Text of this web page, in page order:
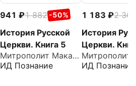
941 1 882 -50%
История Русской
Церкви. Книга 5
Митрополит Макарий Московский
ИД Познание
1 183
2 366
История
Церкви.
ИД Познание